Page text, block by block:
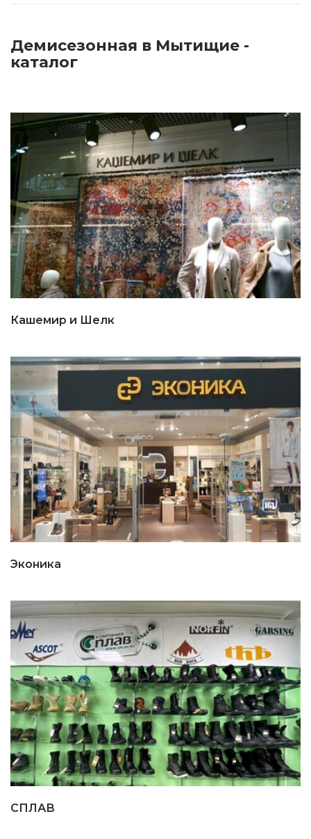
Демисезонная в Мытищие -
каталог
Кашемир и Шелк
Эконика
СПЛАВ